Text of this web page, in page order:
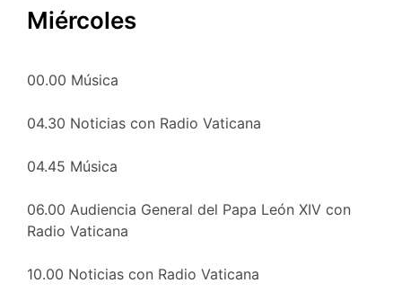
Miércoles
00.00 Música
04.30 Noticias con Radio Vaticana
04.45 Música
06.00 Audiencia General del Papa León XIV con
Radio Vaticana
10.00 Noticias con Radio Vaticana